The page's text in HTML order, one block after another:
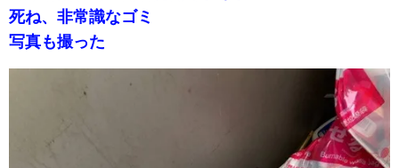
死ね、非常識なゴミ
写真も撮った